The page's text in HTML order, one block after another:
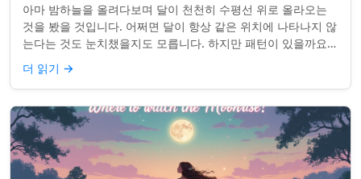
아마 밤하늘을 올려다보며 달이 천천히 수평선 위로 올라오는
것을 봤을 것입니다. 어쩌면 달이 항상 같은 위치에 나타나지 않
는다는 것도 눈치챘을지도 모릅니다. 하지만 패턴이 있을까요?
달은 정말 매번 동쪽에서 뜰까요?...
더 읽기 →